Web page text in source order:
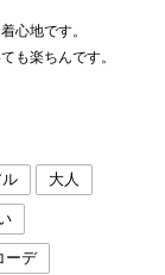
心地です。
も楽ちんです。
大人
ーデ